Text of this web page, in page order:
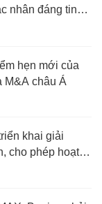
nhân đáng tin
hẹn mới của
M&A châu Á
khai giải
cho phép hoạt
thấp hơn tại